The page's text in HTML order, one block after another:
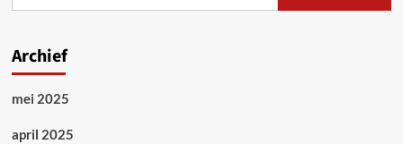
Archief
mei 2025
april 2025